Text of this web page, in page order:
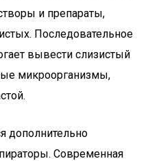
и препараты,
Последовательное
вывести слизистый
микроорганизмы,
дополнительно
Современная